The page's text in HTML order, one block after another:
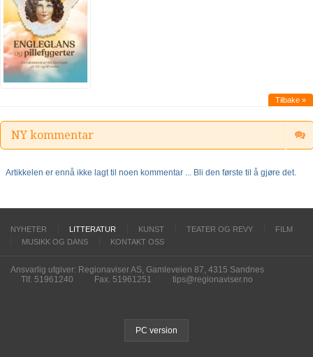
Tilbake »
NY kommentar
Artikkelen er ennå ikke lagt til noen kommentar ... Bli den første til å gjøre det.
NYHETER LITTERATUR KUNST TEATER OG REVY
FILM
MUSIKK OG DANS
KONTAKT OSS
Ansvarlig utgiver: Regionaviser AS, Gamleveien 87, 4315 Sandnes
Tlf. 51961240
Fax. 51961251 tips@regionaviser.no
PC version